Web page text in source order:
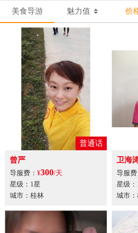
美食导游 魅力值 价
普通话
曾严
导服费： ¥300/天
星级：1星
城市：桂林
卫海
导服费
星级：
城市